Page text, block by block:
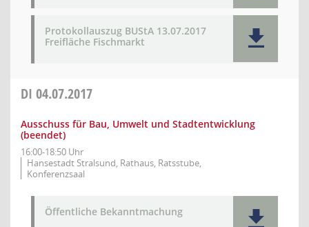
Protokollauszug BUStA 13.07.2017
Freifläche Fischmarkt
DI 04.07.2017
Ausschuss für Bau, Umwelt und Stadtentwicklung
(beendet)
16:00-18:50 Uhr
Hansestadt Stralsund, Rathaus, Ratsstube,
Konferenzsaal
Öffentliche Bekanntmachung